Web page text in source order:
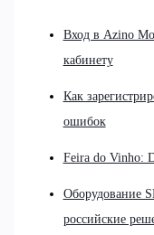
Вход в Azino
кабинету
Как
ошибок
Feira do Vinho:
Оборудование
российские